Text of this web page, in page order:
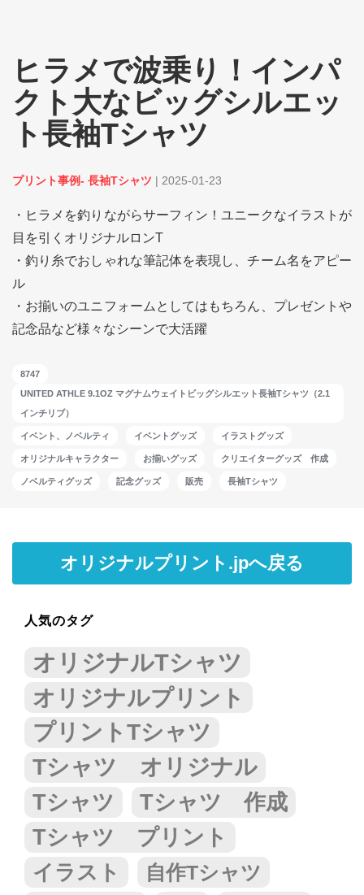
ヒラメで波乗り！インパ
クト大なビッグシルエッ
ト長袖Tシャツ
プリント事例- 長袖Tシャツ | 2025-01-23
・ヒラメを釣りながらサーフィン！ユニークなイラストが
目を引くオリジナルロンT
・釣り糸でおしゃれな筆記体を表現し、チーム名をアピー
ル
・お揃いのユニフォームとしてはもちろん、プレゼントや
記念品など様々なシーンで大活躍
8747
UNITED ATHLE 9.1OZ マグナムウェイトビッグシルエット長袖Tシャツ（2.1
インチリブ）
イベント、ノベルティ イベントグッズ イラストグッズ
オリジナルキャラクター お揃いグッズ クリエイターグッズ 作成
ノベルティグッズ 記念グッズ 販売 長袖Tシャツ
オリジナルプリント.jpへ戻る
人気のタグ
オリジナルTシャツ
オリジナルプリント
プリントTシャツ
Tシャツ オリジナル
Tシャツ
Tシャツ 作成
Tシャツ プリント
イラスト 自作Tシャツ